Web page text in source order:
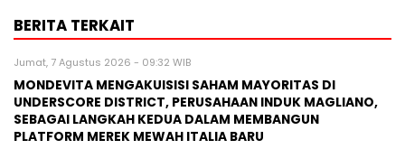
BERITA TERKAIT
Jumat, 7 Agustus 2026 - 09:32 WIB
MONDEVITA MENGAKUISISI SAHAM MAYORITAS DI
UNDERSCORE DISTRICT, PERUSAHAAN INDUK MAGLIANO,
SEBAGAI LANGKAH KEDUA DALAM MEMBANGUN
PLATFORM MEREK MEWAH ITALIA BARU